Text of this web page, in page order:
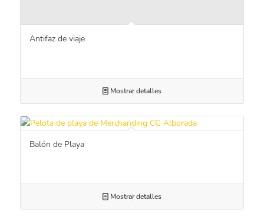
Antifaz de viaje
Mostrar detalles
Balón de Playa
Mostrar detalles